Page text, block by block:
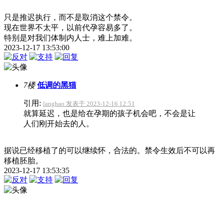
只是推迟执行，而不是取消这个禁令。
现在世界不太平，以前代孕容易多了。
特别是对我们体制内人士，难上加难。
2023-12-17 13:53:00
7楼 低调的黑猫
引用: langhao 发表于 2023-12-16 12:51
就算延迟，也是给在孕期的孩子机会吧，不会是让
人们刚开始去的人。
据说已经移植了的可以继续怀，合法的。禁令生效后不可以再
移植胚胎。
2023-12-17 13:53:35